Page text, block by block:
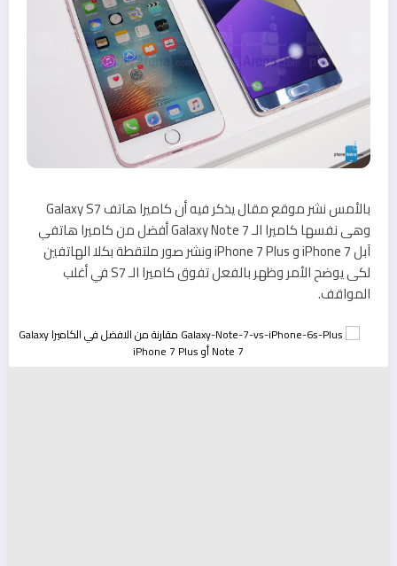
بالأمس نشر موقع مقال يذكر فيه أن كاميرا هاتف Galaxy S7
وهي نفسها كاميرا الـ Galaxy Note 7 أفضل من كاميرا هاتفي
آبل iPhone 7 و iPhone 7 Plus ونشر صور ملتقطة بكلا الهاتفين
لكي يوضح الأمر وظهر بالفعل تفوق كاميرا الـ S7 في أغلب
المواقف.